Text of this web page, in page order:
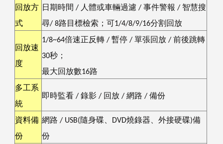
回放方
式
日期時間 / 人體或車輛過濾 / 事件警報 / 智慧搜
尋/ 8路目標檢索；可 1/4/8/9/16分割回放
回放速
度
1/8~64倍速正反轉 / 暫停 / 單張回放 / 前後跳轉
30秒；
最大回放數16路
多工系
統
即時監看 / 錄影 / 回放 / 網路 / 備份
資料備
份
網路 / USB(隨身碟、 DVD燒錄器、外接硬碟)備
份